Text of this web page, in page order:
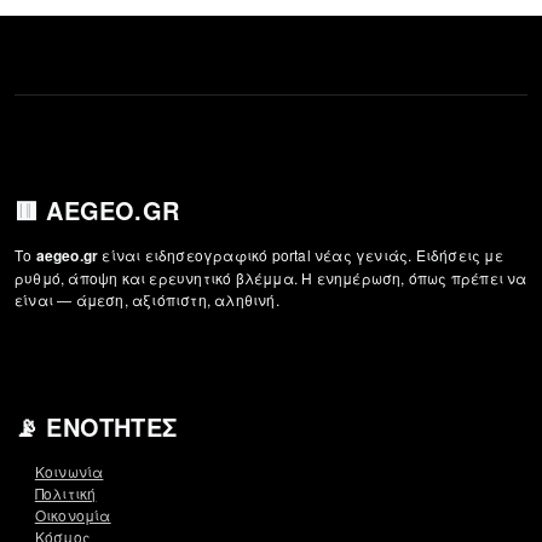
🟥 AEGEO.GR
Το aegeo.gr είναι ειδησεογραφικό portal νέας γενιάς. Ειδήσεις με
ρυθμό, άποψη και ερευνητικό βλέμμα. Η ενημέρωση, όπως πρέπει να
είναι — άμεση, αξιόπιστη, αληθινή.
📡 ΕΝΌΤΗΤΕΣ
Κοινωνία
Πολιτική
Οικονομία
Κόσμος